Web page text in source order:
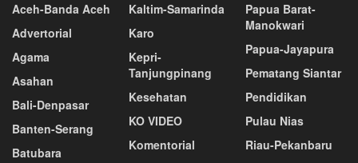
Aceh-Banda Aceh
Advertorial
Agama
Asahan
Bali-Denpasar
Banten-Serang
Batubara
Kaltim-Samarinda
Karo
Kepri-
Tanjungpinang
Kesehatan
KO VIDEO
Komentorial
Papua Barat-
Manokwari
Papua-Jayapura
Pematang Siantar
Pendidikan
Pulau Nias
Riau-Pekanbaru